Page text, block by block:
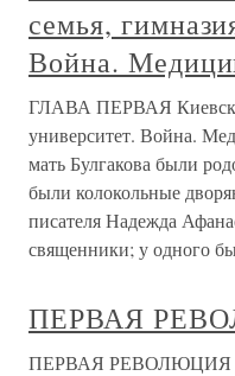
семья,
Война.
ГЛАВА ПЕРВАЯ
университет. Война.
мать Булгакова были
были колокольные
писателя Надежда
священники; у одного
ПЕРВАЯ
ПЕРВАЯ РЕВОЛЮЦИЯ